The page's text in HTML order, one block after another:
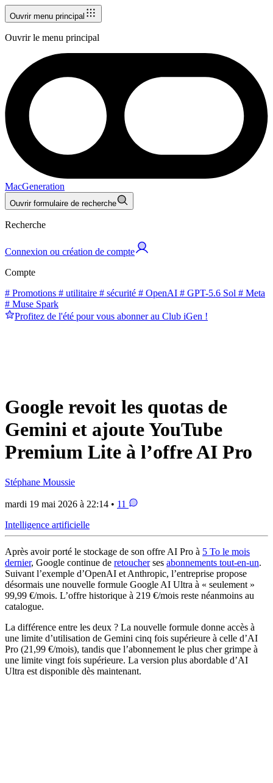
Ouvrir menu principal
Ouvrir le menu principal
MacGeneration
Ouvrir formulaire de recherche
Recherche
Connexion ou création de compte
Compte
# Promotions # utilitaire # sécurité # OpenAI # GPT-5.6 Sol # Meta
# Muse Spark
Profitez de l'été pour vous abonner au Club iGen !
Google revoit les quotas de
Gemini et ajoute YouTube
Premium Lite à l’offre AI Pro
Stéphane Moussie
mardi 19 mai 2026 à 22:14 • 11
Intelligence artificielle
Après avoir porté le stockage de son offre AI Pro à 5 To le mois
dernier, Google continue de retoucherses abonnements tout-en-un.
Suivant l’exemple d’OpenAI et Anthropic, l’entreprise propose
désormais une nouvelle formule Google AI Ultra à « seulement »
99,99 €/mois. L’offre historique à 219 €/mois reste néanmoins au
catalogue.
La différence entre les deux ? La nouvelle formule donne accès à
une limite d’utilisation de Gemini cinq fois supérieure à celle d’AI
Pro (21,99 €/mois), tandis que l’abonnement le plus cher grimpe à
une limite vingt fois supérieure. La version plus abordable d’AI
Ultra est disponible dès maintenant.